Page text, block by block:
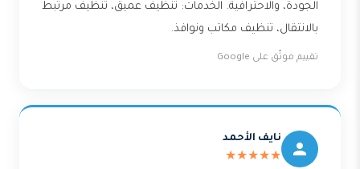
الجودة، والاحترافية. الخدمات: تنظيف عميق، تنظيف مرتبط
بالانتقال، تنظيف مكاتب ونوافذ.
تقييم موثّق على Google
نايف الأحمد
★★★★★